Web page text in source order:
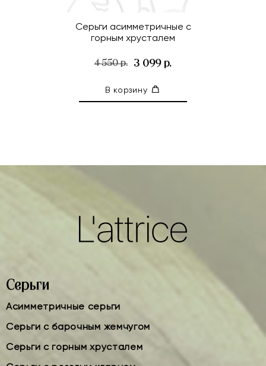
Серьги асимметричные с
горным хрусталем
4 550 р. 3 099 р.
В корзину
Серьги
Асимметричные серьги
Серьги с барочным жемчугом
Серьги с горным хрусталем